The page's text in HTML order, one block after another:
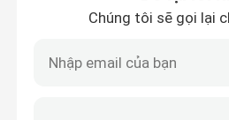
Chúng tôi sẽ gọi lại